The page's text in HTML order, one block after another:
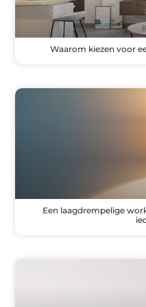
Waarom kiezen voor
Een laagdrempelige